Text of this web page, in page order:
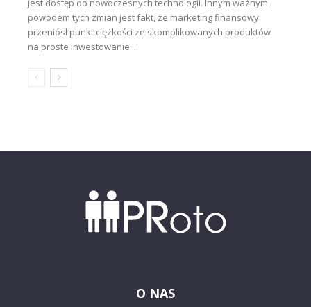
jest dostęp do nowoczesnych technologii. Innym ważnym
powodem tych zmian jest fakt, że marketing finansowy
przeniósł punkt ciężkości ze skomplikowanych produktów
na proste inwestowanie...
O NAS